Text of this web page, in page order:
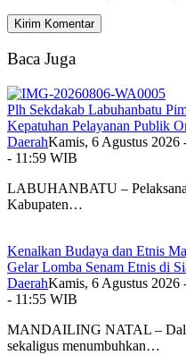
Baca Juga
Plh Sekdakab Labuhanbatu
Kepatuhan Pelayanan Publik
DaerahKamis, 6 Agustus 2026
- 11:59 WIB
LABUHANBATU –
Kabupaten…
Kenalkan Budaya dan Etnis
Gelar Lomba Senam Etnis di
DaerahKamis, 6 Agustus 2026
- 11:55 WIB
MANDAILING NATAL –
sekaligus menumbuhkan…